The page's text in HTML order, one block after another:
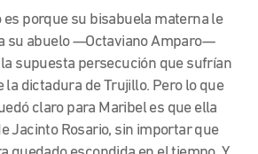
es porque su bisabuela materna le
su abuelo—Octaviano Amparo—
supuesta persecución que sufrían
la dictadura de Trujillo. Pero lo que
claro para Maribel es que ella
Jacinto Rosario, sin importar que